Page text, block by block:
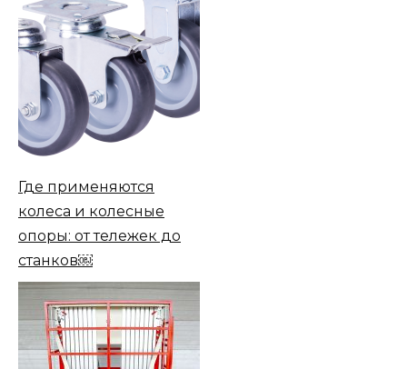
Где применяются
колеса и колесные
опоры: от тележек до
станков￼